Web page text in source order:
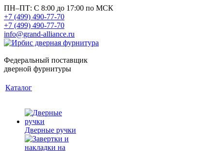
ПН–ПТ: С 8:00 до 17:00 по МСК
+7 (499) 490-77-70
+7 (499) 490-77-70
info@grand-alliance.ru
Федеральный поставщик
дверной фурнитуры
Каталог
Дверные ручки